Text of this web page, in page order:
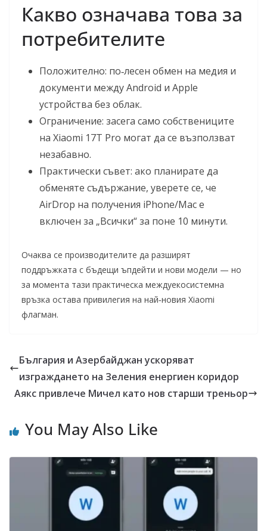
Какво означава това за
потребителите
Положително: по‑лесен обмен на медия и
документи между Android и Apple
устройства без облак.
Ограничение: засега само собствениците
на Xiaomi 17T Pro могат да се възползват
незабавно.
Практически съвет: ако планирате да
обменяте съдържание, уверете се, че
AirDrop на получения iPhone/Mac е
включен за „Всички“ за поне 10 минути.
Очаква се производителите да разширят
поддръжката с бъдещи ъпдейти и нови модели — но
за момента тази практическа междуекосистемна
връзка остава привилегия на най‑новия Xiaomi
флагман.
България и Азербайджан ускоряват
изграждането на Зеления енергиен коридор
Аякс привлече Мичел като нов старши треньор
You May Also Like